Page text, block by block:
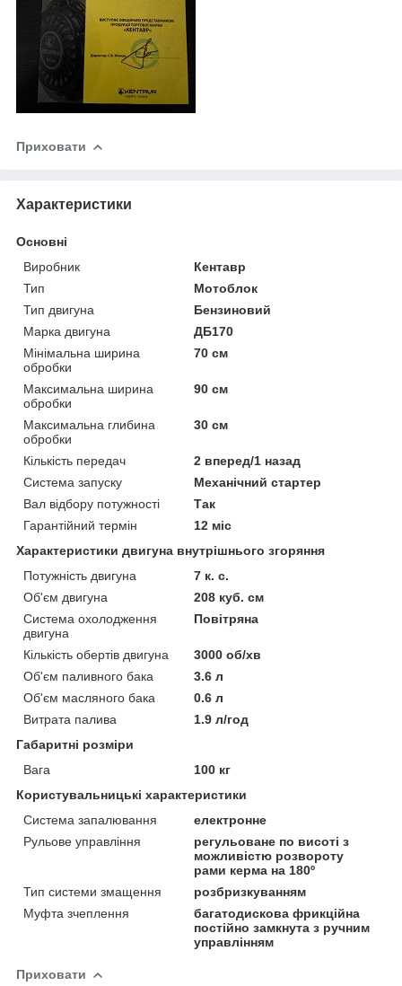
Приховати
Характеристики
Основні
Виробник
Кентавр
Тип
Мотоблок
Тип двигуна
Бензиновий
Марка двигуна
ДБ170
Мінімальна ширина
обробки
70 см
Максимальна ширина
обробки
90 см
Максимальна глибина
обробки
30 см
Кількість передач
2 вперед/1 назад
Система запуску
Механічний стартер
Вал відбору потужності
Так
Гарантійний термін
12 міс
Характеристики двигуна внутрішнього згоряння
Потужність двигуна
7 к. с.
Об'єм двигуна
208 куб. см
Система охолодження
двигуна
Повітряна
Кількість обертів двигуна
3000 об/хв
Об'єм паливного бака
3.6 л
Об'єм масляного бака
0.6 л
Витрата палива
1.9 л/год
Габаритні розміри
Вага
100 кг
Користувальницькі характеристики
Система запалювання
електронне
Рульове управління
регульоване по висоті з
можливістю розвороту
рами керма на 180º
Тип системи змащення
розбризкуванням
Муфта зчеплення
багатодискова фрикційна
постійно замкнута з ручним
управлінням
Приховати